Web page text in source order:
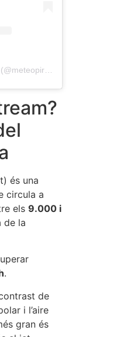
és una
circula a
els 9.000 i
de la
.
de
i l’aire
gran és